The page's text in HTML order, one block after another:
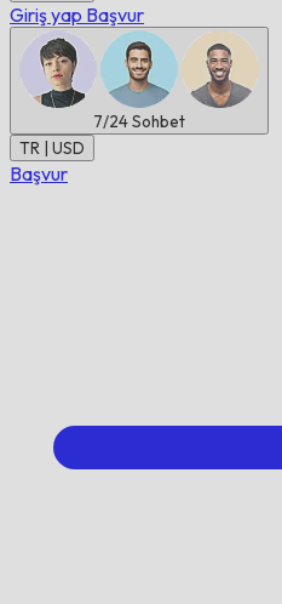
Giriş yap Başvur
7/24Sohbet
TR | USD
Başvur